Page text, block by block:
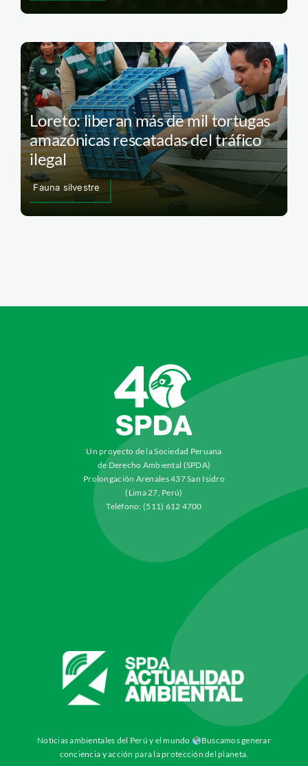
Loreto: liberan más de mil tortugas
amazónicas rescatadas del tráfico
ilegal
Fauna silvestre
Un proyecto de la Sociedad Peruana
de Derecho Ambiental (SPDA)
Prolongación Arenales 437 San Isidro
(Lima 27, Perú)
Teléfono: (511) 612 4700
Noticias ambientales del Perú y el mundo
Buscamos generar
conciencia y acción para la protección del planeta.